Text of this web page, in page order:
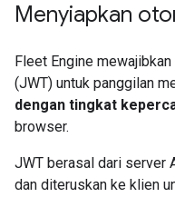
Menyiapkan
Fleet Engine mewajibkan
(JWT) untuk panggilan
dengan tingkat
browser.
JWT berasal dari server
dan diteruskan ke klien